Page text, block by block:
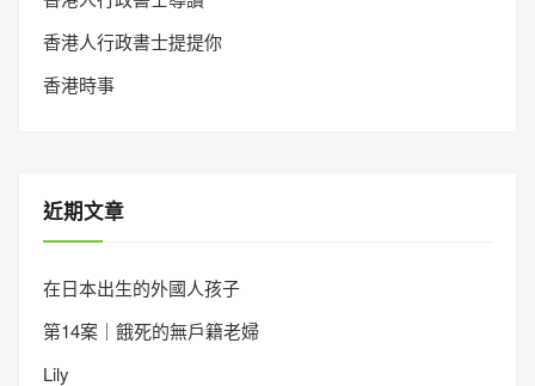
香港人行政書士提提你
香港時事
近期文章
在日本出生的外國人孩子
第14案｜餓死的無戶籍老婦
Lily